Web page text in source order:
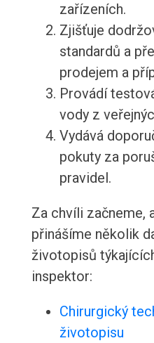
zařízeních.
Zjišťuje
standardů a
prodejem a
Provádí
vody z
Vydává
pokuty za
pravidel.
Za chvíli začneme,
přinášíme několik
životopisů
inspektor:
Chirurgický
životopisu